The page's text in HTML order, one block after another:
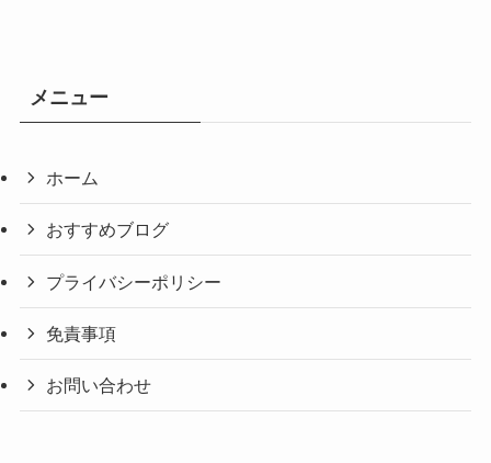
メニュー
ホーム
おすすめブログ
プライバシーポリシー
免責事項
お問い合わせ